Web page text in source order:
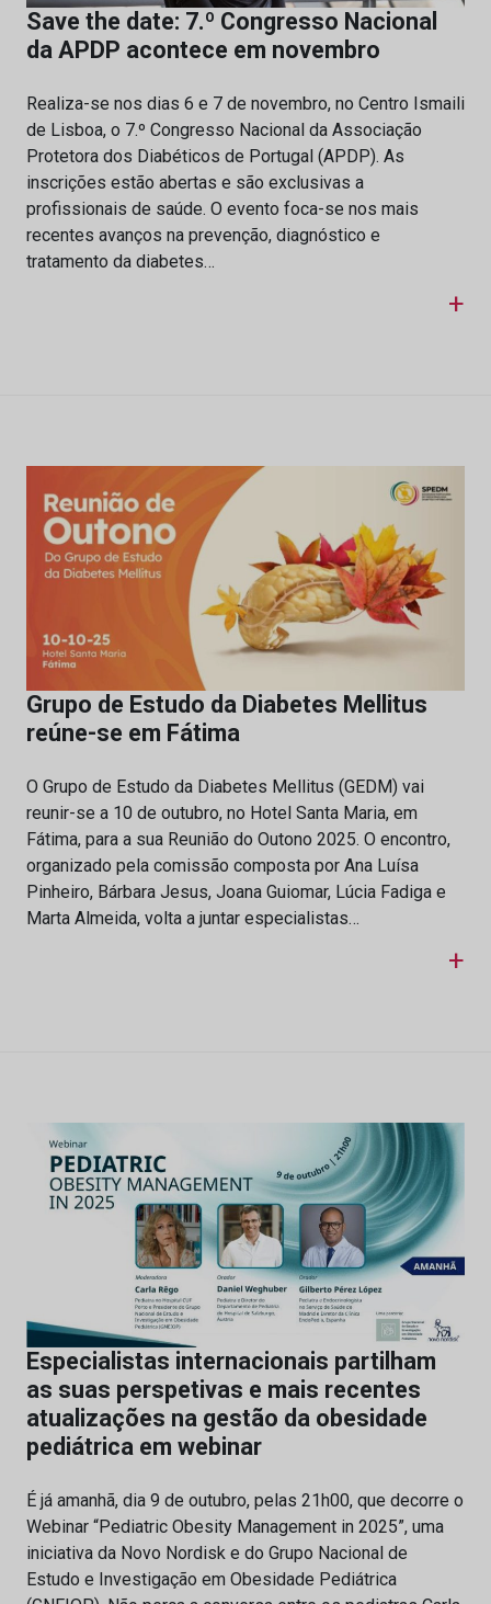
Save the date: 7.º Congresso Nacional
da APDP acontece em novembro
Realiza-se nos dias 6 e 7 de novembro, no Centro Ismaili
de Lisboa, o 7.º Congresso Nacional da Associação
Protetora dos Diabéticos de Portugal (APDP). As
inscrições estão abertas e são exclusivas a
profissionais de saúde. O evento foca-se nos mais
recentes avanços na prevenção, diagnóstico e
tratamento da diabetes…
+
Grupo de Estudo da Diabetes Mellitus
reúne-se em Fátima
O Grupo de Estudo da Diabetes Mellitus (GEDM) vai
reunir-se a 10 de outubro, no Hotel Santa Maria, em
Fátima, para a sua Reunião do Outono 2025. O encontro,
organizado pela comissão composta por Ana Luísa
Pinheiro, Bárbara Jesus, Joana Guiomar, Lúcia Fadiga e
Marta Almeida, volta a juntar especialistas…
+
Especialistas internacionais partilham
as suas perspetivas e mais recentes
atualizações na gestão da obesidade
pediátrica em webinar
É já amanhã, dia 9 de outubro, pelas 21h00, que decorre o
Webinar “Pediatric Obesity Management in 2025”, uma
iniciativa da Novo Nordisk e do Grupo Nacional de
Estudo e Investigação em Obesidade Pediátrica